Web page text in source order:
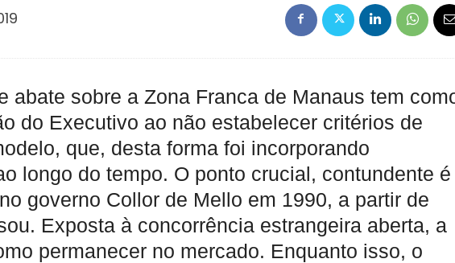
abate sobre a Zona Franca de Manaus tem
do Executivo ao não estabelecer critérios de
que, desta forma foi incorporando
longo do tempo. O ponto crucial, contundente é
governo Collor de Mello em 1990, a partir de
Exposta à concorrência estrangeira aberta, a
permanecer no mercado. Enquanto isso, o